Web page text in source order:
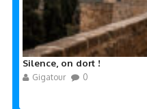
Silence, on dort !
Gigatour 0